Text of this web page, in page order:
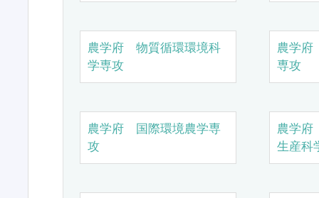
農学府 物質循環環境科
学専攻
農学
専攻
農学府 国際環境農学専
攻
農学
生産科